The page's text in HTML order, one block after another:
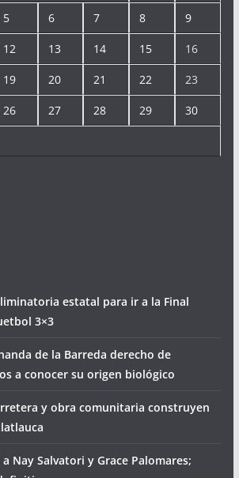
5 6 7 8 9
12 13 14 15 16
19 20 21 22 23
26 27 28 29 30
estatal para ir a la Final
3×3
de la Barreda derecho de
a conocer su origen biológico
y obra comunitaria construyen
Nay Salvatori y Grace Palomares;